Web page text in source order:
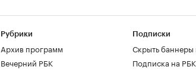
Рубрики
Архив программ
Вечерний РБК
Подписки
Скрыть баннеры
Подписка на РБК